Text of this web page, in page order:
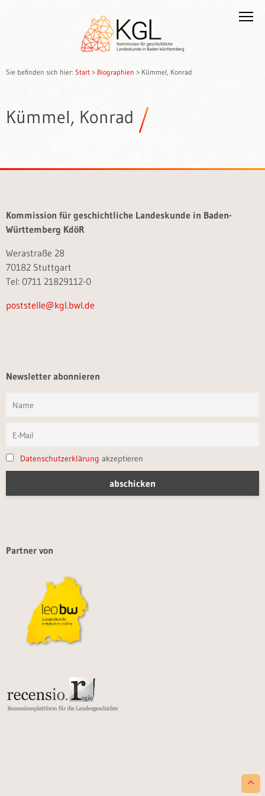
Sie befinden sich hier: Start > Biographien > Kümmel, Konrad
Kümmel, Konrad
Kommission für geschichtliche Landeskunde in Baden-
Württemberg KdöR
Werastraße 28
70182 Stuttgart
Tel: 0711 21829112-0
poststelle@kgl.bwl.de
Newsletter abonnieren
Datenschutzerklärung akzeptieren
Partner von